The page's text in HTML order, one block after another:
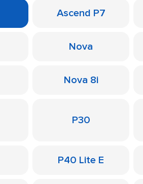
Ascend P7
Nova
Nova 8i
P30
P40 Lite E